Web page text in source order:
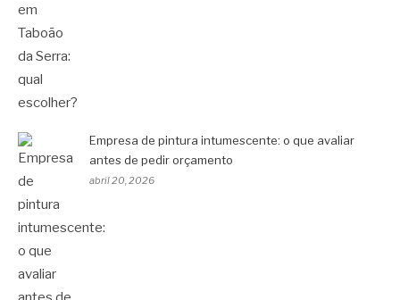
Empresa de pintura intumescente: o que avaliar
antes de pedir orçamento
abril 20, 2026